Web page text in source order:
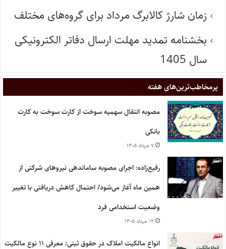
زمان شارژ کالابرگ مرداد برای گروه‌های مختلف
بخشنامه تمدید مهلت ارسال دفاتر الکترونیکی
سال 1405
پر‌مخاطب‌ترین‌های هفته
مصوبه انتقال سهمیه سوخت از کارت سوخت به کارت
بانکی
۷ مرداد ۱۴۰۵
رفیع‌زاده: اجرای مصوبه ساماندهی نیروهای شرکتی از
همین ماه آغاز می‌شود/ احتمال کاهش دریافتی با تغییر
وضعیت استخدامی فرد
۱۲ مرداد ۱۴۰۵
انواع مالکیت املاک در حقوق ثبتی؛ معرفی ۱۱ نوع مالکیت